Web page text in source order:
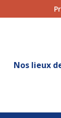
Nos lieux